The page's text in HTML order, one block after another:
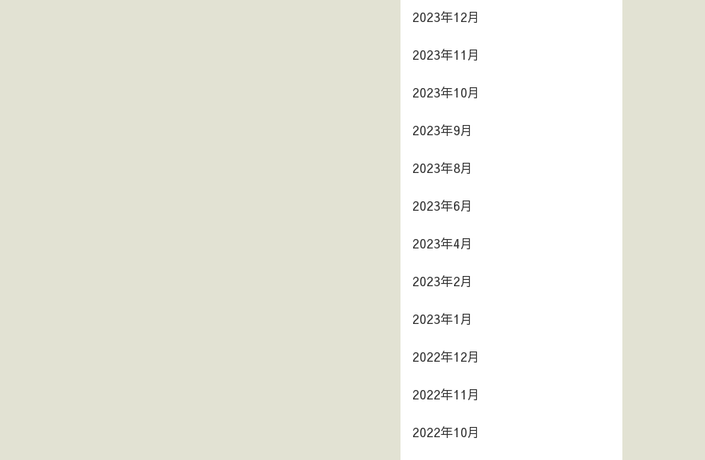
2023年12月
2023年11月
2023年10月
2023年9月
2023年8月
2023年6月
2023年4月
2023年2月
2023年1月
2022年12月
2022年11月
2022年10月